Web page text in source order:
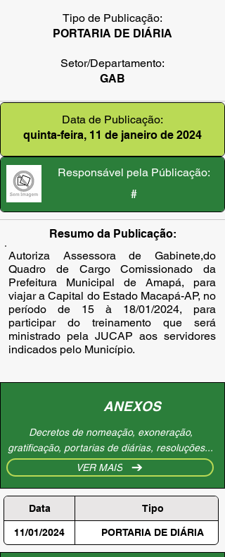
Tipo de Publicação:
PORTARIA DE DIÁRIA
Setor/Departamento:
GAB
Data de Publicação:
quinta-feira, 11 de janeiro de 2024
Responsável pela Públicação:
#
Resumo da Publicação:
Autoriza Assessora de Gabinete,do
Quadro de Cargo Comissionado da
Prefeitura Municipal de Amapá, para
viajar a Capital do Estado Macapá-AP, no
período de 15 à 18/01/2024, para
participar do treinamento que será
ministrado pela JUCAP aos servidores
indicados pelo Município.
ANEXOS
Decretos de nomeação, exoneração,
gratificação, portarias de diárias, resoluções...
VER MAIS
Data Tipo
11/01/2024 PORTARIA DE DIÁRIA